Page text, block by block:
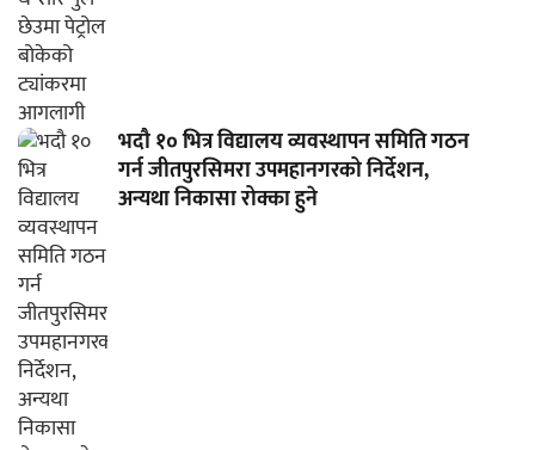
भदौ १० भित्र विद्यालय व्यवस्थापन समिति गठन
गर्न जीतपुरसिमरा उपमहानगरको निर्देशन,
अन्यथा निकासा रोक्का हुने